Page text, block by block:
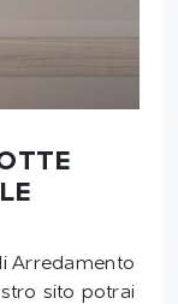
Arredamento
sito potrai